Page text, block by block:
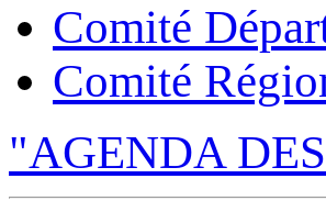
Comité
Comité
"AGENDA